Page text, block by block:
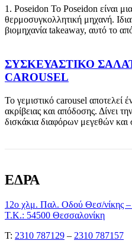
1. Poseidon Το Poseidon είναι
θερμοσυγκολλητική μηχανή.
βιομηχανία takeaway, αυτό το
ΣΥΣΚΕΥΑΣΤΙΚΟ
CAROUSEL
Το γεμιστικό carousel αποτελεί
ακρίβειας και απόδοσης. Δίνει
δισκάκια διαφόρων μεγεθών
ΕΔΡΑ
12ο χλμ. Παλ. Οδού Θεσ/νίκης –
Τ.Κ.: 54500 Θεσσαλονίκη
Τ: 2310 787129 – 2310 787157